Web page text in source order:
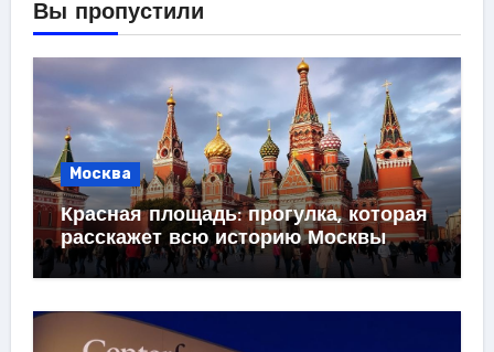
Вы пропустили
Москва
Красная площадь: прогулка, которая
расскажет всю историю Москвы